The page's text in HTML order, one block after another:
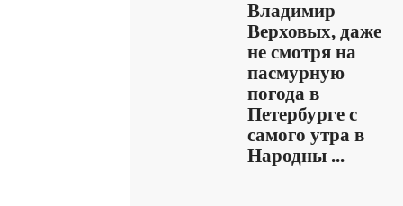
Владимир
Верховых, даже
не смотря на
пасмурную
погода в
Петербурге с
самого утра в
Народны ...